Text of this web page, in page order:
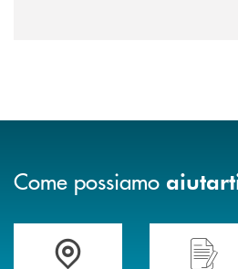
operazioni e rispondere alla
Come possiamo
Accedi all' elenco completo delle
Hai bisogno